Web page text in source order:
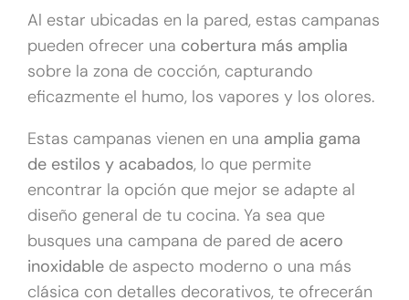
Al estar ubicadas en la pared, estas campanas
pueden ofrecer una cobertura más amplia
sobre la zona de cocción, capturando
eficazmente el humo, los vapores y los olores.
Estas campanas vienen en una amplia gama
de estilos y acabados, lo que permite
encontrar la opción que mejor se adapte al
diseño general de tu cocina. Ya sea que
busques una campana de pared de acero
inoxidable de aspecto moderno o una más
clásica con detalles decorativos, te ofrecerán